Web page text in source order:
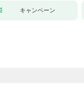
キャンペーン